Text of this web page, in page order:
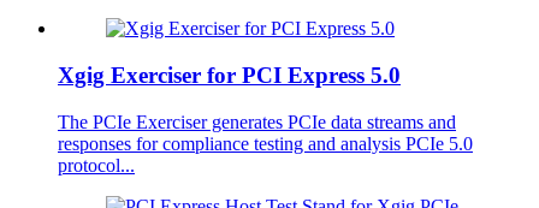
Xgig Exerciser for PCI Express 5.0
The PCIe Exerciser generates PCIe data streams and
responses for compliance testing and analysis PCIe 5.0
protocol...